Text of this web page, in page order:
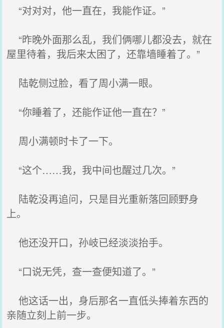
“对对对，他一直在，我能作证。”
“昨晚外面那么乱，我们俩哪儿都没去，就在
屋里待着，我后来太困了，还靠墙睡着了。”
陆乾侧过脸，看了周小满一眼。
“你睡着了，还能作证他一直在？”
周小满顿时卡了一下。
“这个……我，我中间也醒过几次。”
陆乾没再追问，只是目光重新落回顾野身
上。
他还没开口，孙岐已经淡淡抬手。
“口说无凭，查一查便知道了。”
他这话一出，身后那名一直低头捧着东西的
亲随立刻上前一步。